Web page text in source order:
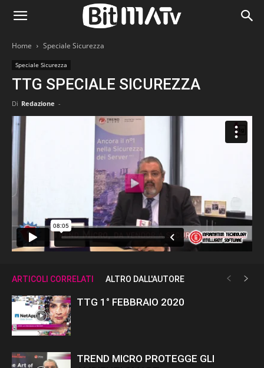
Home Speciale Sicurezza
Speciale Sicurezza
TTG SPECIALE SICUREZZA
Di Redazione -
ARTICOLI CORRELATI ALTRO DALL'AUTORE
TTG 1° FEBBRAIO 2020
TREND MICRO PROTEGGE GLI